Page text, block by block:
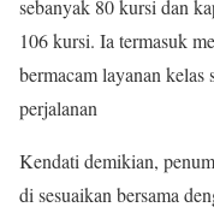
sebanyak 80 kursi dan
106 kursi. Ia termasuk
bermacam layanan
perjalanan
Kendati demikian,
di sesuaikan bersama